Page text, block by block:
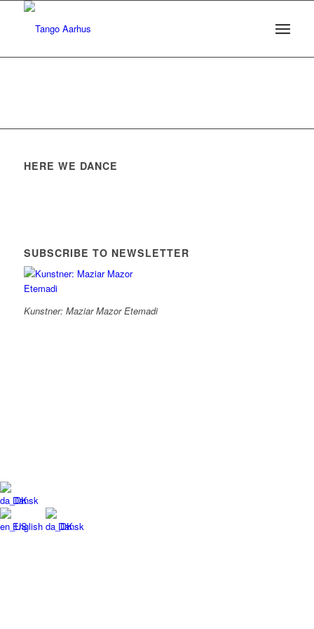
HERE WE DANCE
SUBSCRIBE TO NEWSLETTER
Kunstner: Maziar Mazor Etemadi
Dansk
English
Dansk